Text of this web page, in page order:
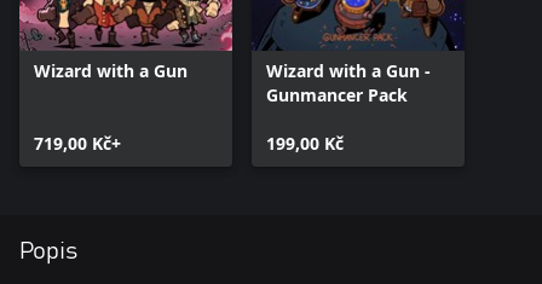
Wizard with a Gun
719,00 Kč+
Wizard with a Gun -
Gunmancer Pack
199,00 Kč
Popis